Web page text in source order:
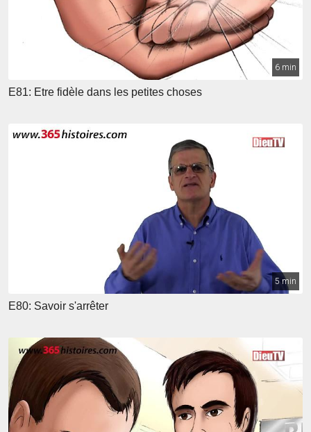
6 min
E81: Etre fidèle dans les petites choses
5 min
E80: Savoir s'arrêter